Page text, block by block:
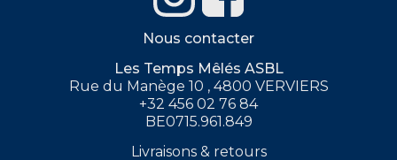
Nous contacter
Les Temps Mêlés ASBL
Rue du Manège 10 , 4800 VERVIERS
+32 456 02 76 84
BE0715.961.849
Livraisons & retours